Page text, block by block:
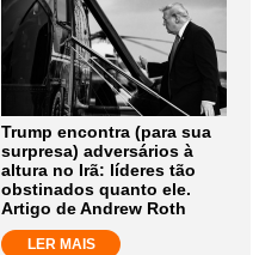
Trump encontra (para sua
surpresa) adversários à
altura no Irã: líderes tão
obstinados quanto ele.
Artigo de Andrew Roth
LER MAIS